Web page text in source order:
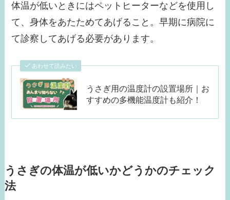
体温が低いときにはペットヒーターなどを使用し
て、身体をあたためてあげること。早期に病院に
て診察してあげる必要があります。
あわせて読みたい
うさぎ用の温度計の設置場所｜お
すすめの多機能温度計も紹介！
うさぎの体温が低いかどうかのチェック
法